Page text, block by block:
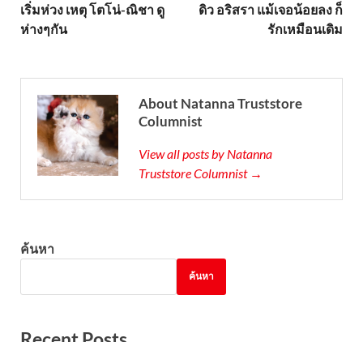
เริ่มห่วง เหตุ โตโน่-ณิชา ดู
ห่างๆกัน
ดิว อริสรา แม้เจอน้อยลง ก็
รักเหมือนเดิม
About Natanna Truststore
Columnist
View all posts by Natanna
Truststore Columnist →
ค้นหา
ค้นหา